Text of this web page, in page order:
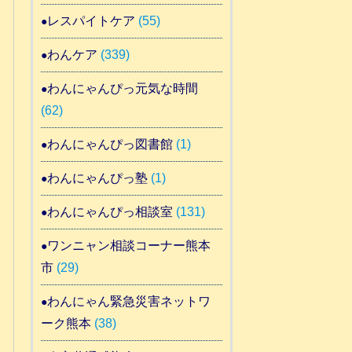
レスパイトケア (55)
わんケア (339)
わんにゃんぴっ元気な時間
(62)
わんにゃんぴっ図書館(1)
わんにゃんぴっ塾(1)
わんにゃんぴっ相談室 (131)
ワンニャン相談コーナー熊本
市(29)
わんにゃん緊急災害ネットワ
ーク熊本(38)